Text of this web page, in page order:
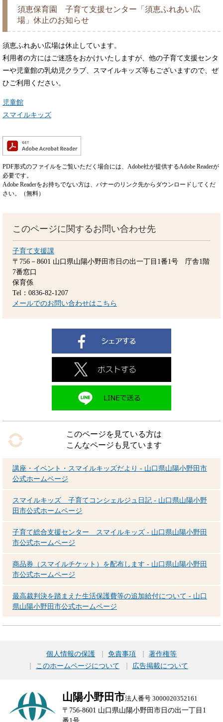
須恵保育園 子育て支援センター「須恵ふれあい広
場」休止のお知らせ
須恵ふれあい広場は休止しています。
利用者の方にはご迷惑をおかけいたしますが、他の子育て支援センタ
ーや児童館の乳幼児クラブ、スマイルキッズ等もございますので、ぜ
ひご利用ください。
児童館
スマイルキッズ
PDF形式のファイルをご覧いただく場合には、Adobe社が提供するAdobe Readerが
必要です。
Adobe Readerをお持ちでない方は、バナーのリンク先からダウンロードしてくだ
さい。（無料）
このページに関するお問い合わせ先
子育て支援課
〒756－8601 山口県山陽小野田市日の出一丁目1番1号 庁舎1階
7番窓口
保育係
Tel：0836-82-1207
メールでのお問い合わせはこちら
このページを見ている方は
こんなページも見ています
講座・イベント・スマイルキッズだより - 山口県山陽小野田市
公式ホームページ
スマイルキッズ 子育てコンシェルジュ日記 - 山口県山陽小野
田市公式ホームページ
子育て総合支援センター スマイルキッズ - 山口県山陽小野田
市公式ホームページ
商品券（スマイルチケット）を配布します - 山口県山陽小野田
市公式ホームページ
最高裁判決を踏まえた生活保護費等の追加給付について - 山口
県山陽小野田市公式ホームページ
個人情報の保護 免責事項
著作権等
このホームページについて
広告掲載について
山陽小野田市法人番号 3000020352161
〒756-8601 山口県山陽小野田市日の出一丁目1